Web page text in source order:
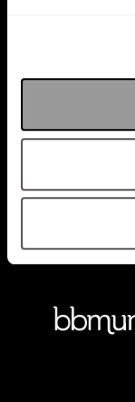
PODCAST